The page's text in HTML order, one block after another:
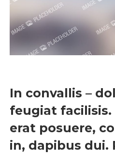
In convallis –
feugiat facilisis.
erat posuere,
in, dapibus dui.